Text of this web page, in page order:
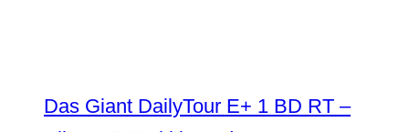
Das Giant DailyTour E+ 1 BD RT –